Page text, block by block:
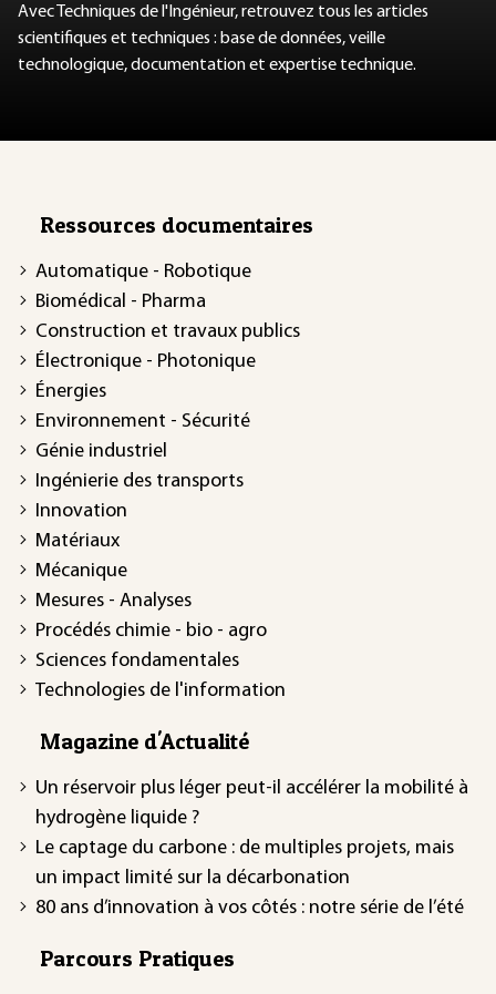
Avec Techniques de l'Ingénieur, retrouvez tous les articles
scientifiques et techniques : base de données, veille
technologique, documentation et expertise technique.
Ressources documentaires
Automatique - Robotique
Biomédical - Pharma
Construction et travaux publics
Électronique - Photonique
Énergies
Environnement - Sécurité
Génie industriel
Ingénierie des transports
Innovation
Matériaux
Mécanique
Mesures - Analyses
Procédés chimie - bio - agro
Sciences fondamentales
Technologies de l'information
Magazine d'Actualité
Un réservoir plus léger peut-il accélérer la mobilité à
hydrogène liquide ?
Le captage du carbone : de multiples projets, mais
un impact limité sur la décarbonation
80 ans d’innovation à vos côtés : notre série de l’été
Parcours Pratiques